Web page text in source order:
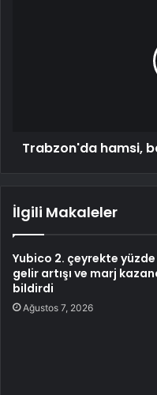
Trabzon'da hamsi,
İlgili Makaleler
Yubico 2. çeyrekte yüzde
gelir artışı ve marj
bildirdi
Ağustos 7, 2026